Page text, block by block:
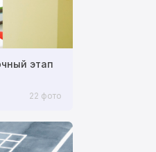
этап
22 фото